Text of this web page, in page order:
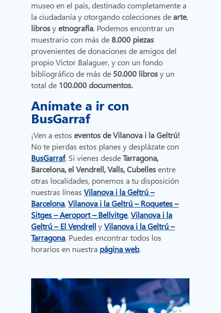
museo en el país, destinado completamente a
la ciudadanía y otorgando colecciones dearte,
librosyetnografía. Podemos encontrar un
muestrario con más de8.000 piezas
provenientes de donaciones de amigos del
propio Víctor Balaguer, y con un fondo
bibliográfico de más de 50.000 librosy un
total de 100.000 documentos.
Anímate a ir con
BusGarraf
¡Ven a estos eventos de Vilanova i la Geltrú!
No te pierdas estos planes y desplázate con
BusGarraf. Si vienes desdeTarragona,
Barcelona, el Vendrell, Valls, Cubellesentre
otras localidades, ponemos a tu disposición
nuestras líneasVilanova i la Geltrú –
Barcelona,Vilanova i la Geltrú – Roquetes –
Sitges – Aeroport – Bellvitge,Vilanova i la
Geltrú – El VendrellyVilanova i la Geltrú –
Tarragona. Puedes encontrar todos los
horarios en nuestra página web.